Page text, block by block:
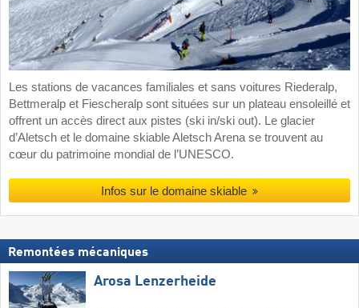
Les stations de vacances familiales et sans voitures Riederalp,
Bettmeralp et Fiescheralp sont situées sur un plateau ensoleillé et
offrent un accès direct aux pistes (ski in/ski out). Le glacier
d’Aletsch et le domaine skiable Aletsch Arena se trouvent au
cœur du patrimoine mondial de l’UNESCO.
Infos sur le domaine skiable
Remontées mécaniques
Arosa Lenzerheide